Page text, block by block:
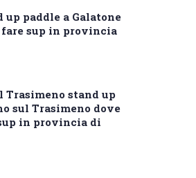
up paddle a Galatone
fare sup in provincia
Trasimeno stand up
sul Trasimeno dove
in provincia di